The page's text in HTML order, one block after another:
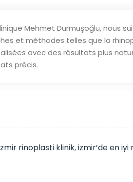
Mehmet Durmuşoğlu,
et méthodes telles que la
avec des résultats plus
précis.
rinoplasti klinik,izmir’de en